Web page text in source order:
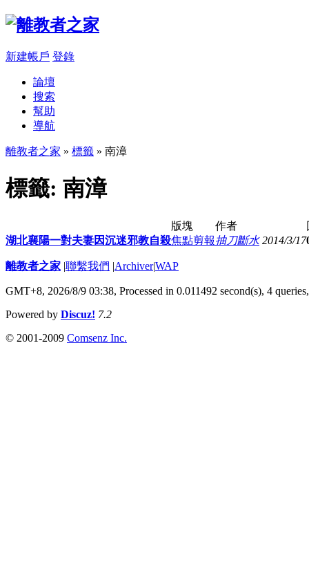
新建帳戶 登錄
論壇
搜索
幫助
導航
離教者之家 » 標籤 » 南漳
標籤: 南漳
版塊 作者
湖北襄陽一對夫妻因沉迷邪教自殺焦點剪報抽刀斷水 2014/3/17
離教者之家 |聯繫我們 |Archiver|WAP
GMT+8, 2026/8/9 03:38, Processed in 0.011492 second(s), 4
Powered by Discuz! 7.2
© 2001-2009 Comsenz Inc.